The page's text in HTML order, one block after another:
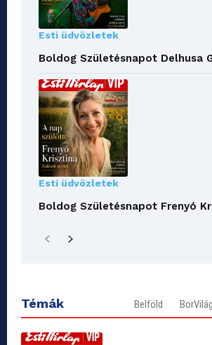
Esti üdvözletek
Boldog Születésnapot Delhusa
Esti üdvözletek
Boldog Születésnapot Frenyó
Témák Belföld BorVilág